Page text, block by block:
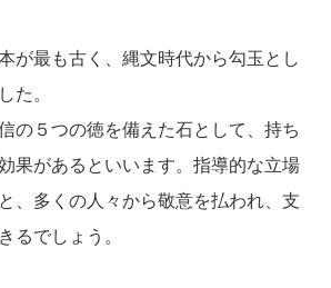
が最も古く、縄文時代から勾玉とし
た。
の５つの徳を備えた石として、持ち
果があるといいます。指導的な立場
、多くの人々から敬意を払われ、支
るでしょう。